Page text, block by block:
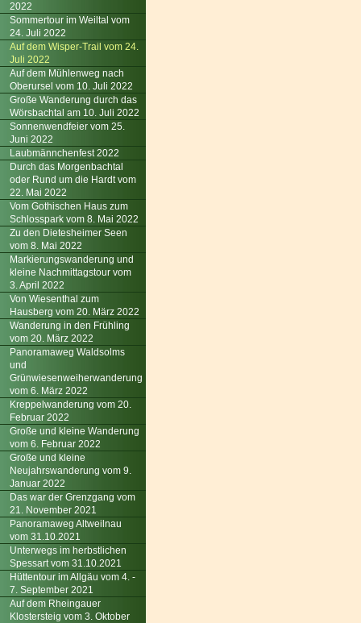
2022
Sommertour im Weiltal vom
24. Juli 2022
Auf dem Wisper-Trail vom 24.
Juli 2022
Auf dem Mühlenweg nach
Oberursel vom 10. Juli 2022
Große Wanderung durch das
Wörsbachtal am 10. Juli 2022
Sonnenwendfeier vom 25.
Juni 2022
Laubmännchenfest 2022
Durch das Morgenbachtal
oder Rund um die Hardt vom
22. Mai 2022
Vom Gothischen Haus zum
Schlosspark vom 8. Mai 2022
Zu den Dietesheimer Seen
vom 8. Mai 2022
Markierungswanderung und
kleine Nachmittagstour vom
3. April 2022
Von Wiesenthal zum
Hausberg vom 20. März 2022
Wanderung in den Frühling
vom 20. März 2022
Panoramaweg Waldsolms
und
Grünwiesenweiherwanderung
vom 6. März 2022
Kreppelwanderung vom 20.
Februar 2022
Große und kleine Wanderung
vom 6. Februar 2022
Große und kleine
Neujahrswanderung vom 9.
Januar 2022
Das war der Grenzgang vom
21. November 2021
Panoramaweg Altweilnau
vom 31.10.2021
Unterwegs im herbstlichen
Spessart vom 31.10.2021
Hüttentour im Allgäu vom 4. -
7. September 2021
Auf dem Rheingauer
Klostersteig vom 3. Oktober